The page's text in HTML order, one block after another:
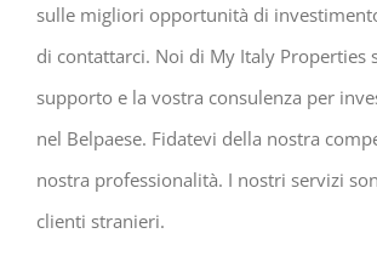
sulle migliori opportunità di
di contattarci. Noi di My Italy Properties
supporto e la vostra consulenza per
nel Belpaese. Fidatevi della nostra
nostra professionalità. I nostri servizi
clienti stranieri.